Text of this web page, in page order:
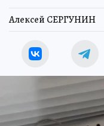
Алексей СЕРГУНИН